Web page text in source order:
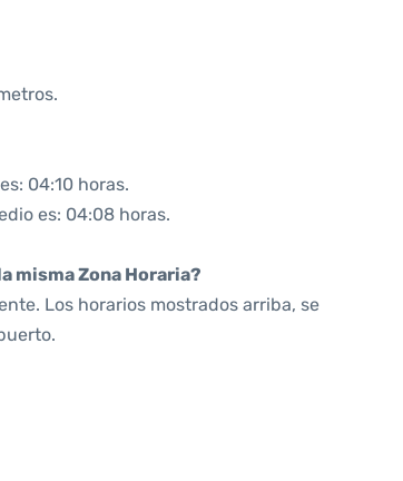
04:10 horas.
es: 04:08 horas.
misma Zona Horaria?
Los horarios mostrados arriba, se